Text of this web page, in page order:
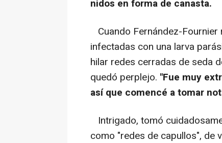
nidos en forma de canasta.
Cuando Fernández-
infectadas con una larva
hilar redes cerradas de seda
quedó perplejo. "Fue muy
así que comencé a tomar
Intrigado, tomó
como "redes de capullos", de